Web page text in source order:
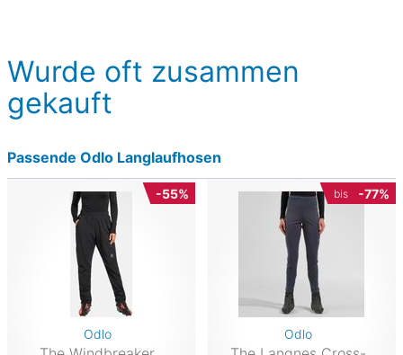
Wurde oft zusammen
gekauft
Passende Odlo Langlaufhosen
-55%
Odlo
bis -77%
Odlo